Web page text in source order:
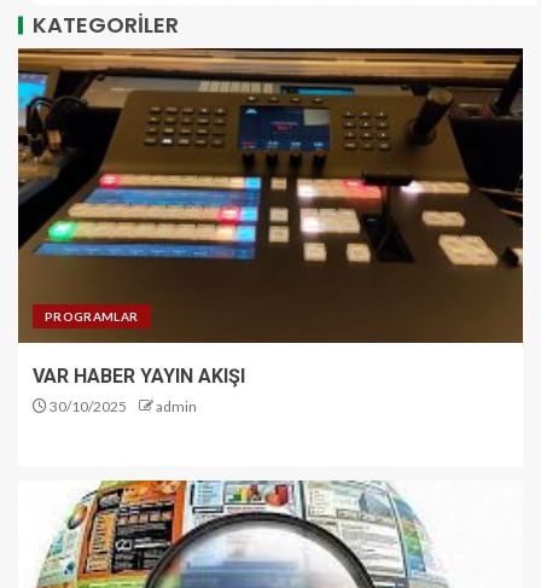
KATEGORİLER
PROGRAMLAR
VAR HABER YAYIN AKIŞI
30/10/2025 admin